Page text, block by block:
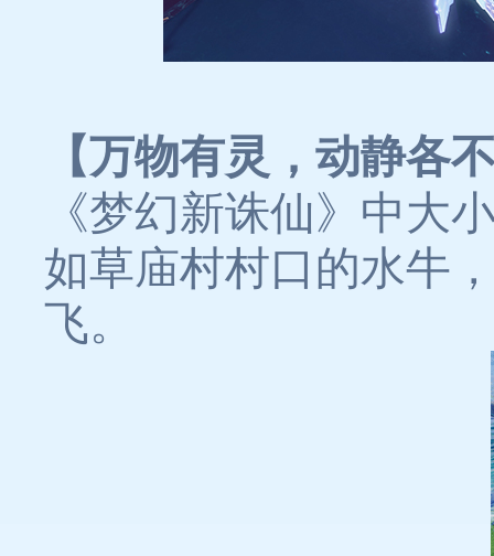
【万物有灵，动静各
《梦幻新诛仙》中大
如草庙村村口的水牛
飞。